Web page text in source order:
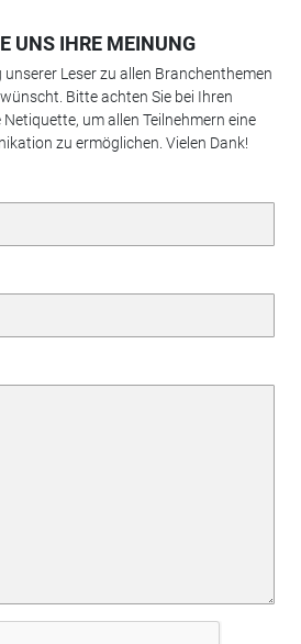
UNS IHRE MEINUNG
Leser zu allen Branchenthemen
Bitte achten Sie bei Ihren
um allen Teilnehmern eine
zu ermöglichen. Vielen Dank!